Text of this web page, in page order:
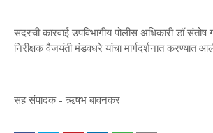
सदरची कारवाई उपविभागीय पोलीस अधिकारी डॉ संतोष
निरीक्षक वैजयंती मंडवधरे यांचा मार्गदर्शनात करण्यात
सह संपादक - ऋषभ बावनकर